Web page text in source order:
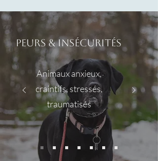
Peurs & insécurités
Animaux anxieux,
craintifs, stressés,
traumatisés